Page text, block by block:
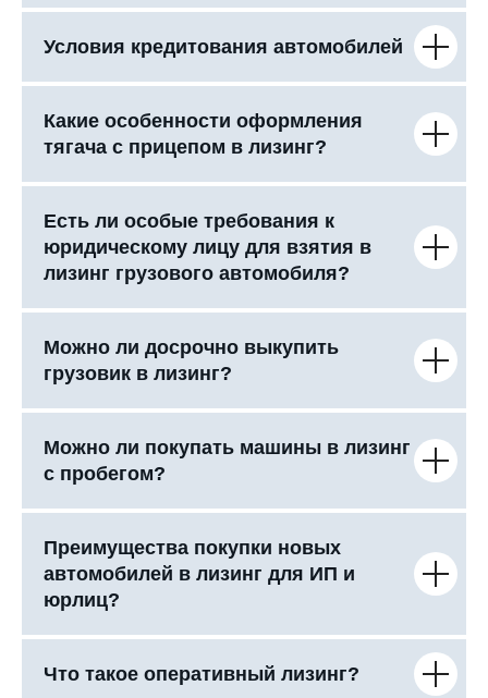
Условия кредитования автомобилей
Какие особенности оформления
тягача с прицепом в лизинг?
Есть ли особые требования к
юридическому лицу для взятия в
лизинг грузового автомобиля?
Можно ли досрочно выкупить
грузовик в лизинг?
Можно ли покупать машины в лизинг
с пробегом?
Преимущества покупки новых
автомобилей в лизинг для ИП и
юрлиц?
Что такое оперативный лизинг?